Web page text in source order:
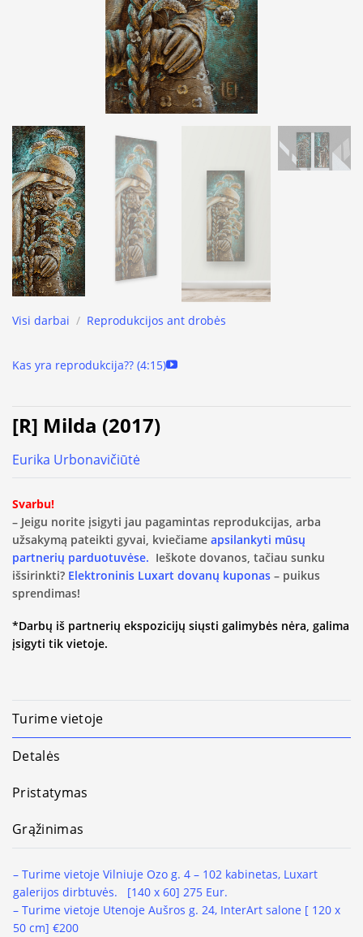
Visi darbai / Reprodukcijos ant drobės
Kas yra reprodukcija?? (4:15)
[R] Milda (2017)
Eurika Urbonavičiūtė
Svarbu!
– Jeigu norite įsigyti jau pagamintas reprodukcijas, arba
užsakymą pateikti gyvai, kviečiame apsilankyti mūsų
partnerių parduotuvėse. Ieškote dovanos, tačiau sunku
išsirinkti? Elektroninis Luxart dovanų kuponas – puikus
sprendimas!
*Darbų iš partnerių ekspozicijų siųsti galimybės nėra, galima
įsigyti tik vietoje.
Turime vietoje
Detalės
Pristatymas
Grąžinimas
– Turime vietoje Vilniuje Ozo g. 4 – 102 kabinetas, Luxart
galerijos dirbtuvės. [140 x 60] 275 Eur.
– Turime vietoje Utenoje Aušros g. 24, InterArt salone [ 120 x
50 cm] €200